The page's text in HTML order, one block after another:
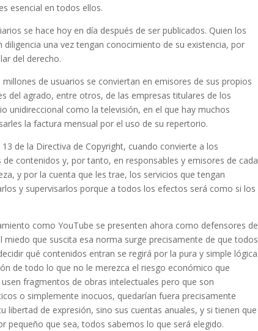
esencial en todos ellos.
se hace hoy en día después de ser publicados. Quien los
una vez tengan conocimiento de su existencia, por
del derecho.
de usuarios se conviertan en emisores de sus propios
del agrado, entre otros, de las empresas titulares de los
unidireccional como la televisión, en el que hay muchos
la factura mensual por el uso de su repertorio.
de la Directiva de Copyright, cuando convierte a los
contenidos y, por tanto, en responsables y emisores de cada
y por la cuenta que les trae, los servicios que tengan
y supervisarlos porque a todos los efectos será como si los
como YouTube se presenten ahora como defensores de
que suscita esa norma surge precisamente de que todos
qué contenidos entran se regirá por la pura y simple lógica
de todo lo que no le merezca el riesgo económico que
fragmentos de obras intelectuales pero que son
o simplemente inocuos, quedarían fuera precisamente
de expresión, sino sus cuentas anuales, y si tienen que
pequeño que sea, todos sabemos lo que será elegido.